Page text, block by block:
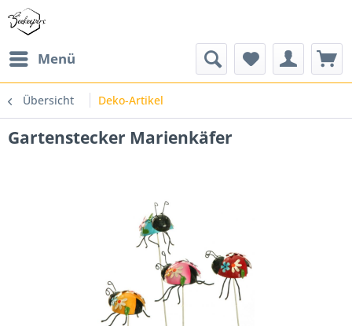
Menü
Übersicht Deko-Artikel
Gartenstecker Marienkäfer